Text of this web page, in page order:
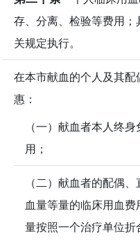
存、分离、检验等费用
关规定执行。
在本市献血的个人及其
惠：
（一）献血者本人终
用；
（二）献血者的配偶
血量等量的临床用血
量按照一个治疗单位